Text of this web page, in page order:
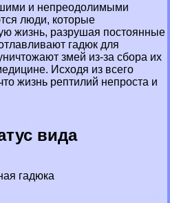
и непреодолимыми
люди, которые
жизнь, разрушая постоянные
гадюк для
змей из-за сбора их
Исходя из всего
жизнь рептилий непроста и
вида
гадюка